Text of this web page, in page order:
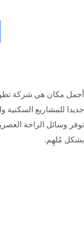
أجمل مكان هي شركة
جديدا للمشاريع السكنية
توفر وسائل الراحة
بشكل مُلهِم.